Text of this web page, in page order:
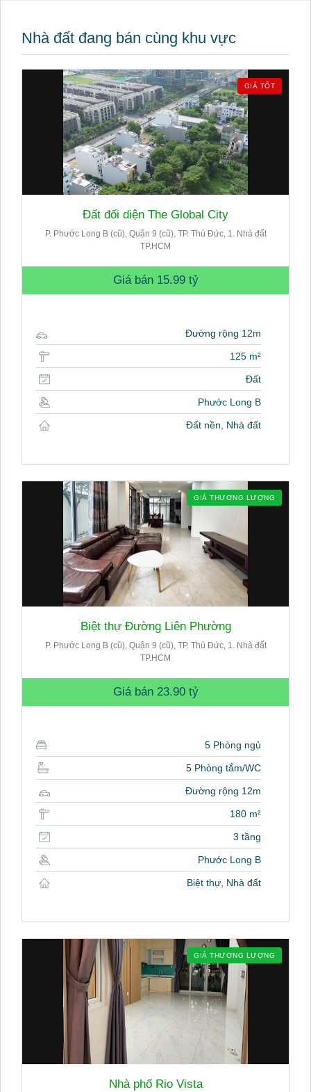
Nhà đất đang bán cùng khu vực
GIÁ TỐT
Đất đối diện The Global City
P. Phước Long B (cũ), Quận 9 (cũ), TP. Thủ Đức, 1. Nhà đất
TP.HCM
Giá bán 15.99 tỷ
Đường rộng 12m
125 m²
Đất
Phước Long B
Đất nền, Nhà đất
GIÁ THƯƠNG LƯỢNG
Biệt thự Đường Liên Phường
P. Phước Long B (cũ), Quận 9 (cũ), TP. Thủ Đức, 1. Nhà đất
TP.HCM
Giá bán 23.90 tỷ
5 Phòng ngủ
5 Phòng tắm/WC
Đường rộng 12m
180 m²
3 tầng
Phước Long B
Biệt thự, Nhà đất
GIÁ THƯƠNG LƯỢNG
Nhà phố Rio Vista